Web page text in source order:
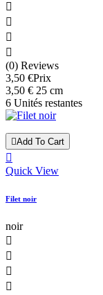




(0) Reviews
3,50 €Prix
3,50 € 25 cm
6 Unités restantes
Add To Cart

Quick View
Filet noir
noir



